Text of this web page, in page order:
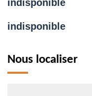
indisponible
indisponible
Nous localiser